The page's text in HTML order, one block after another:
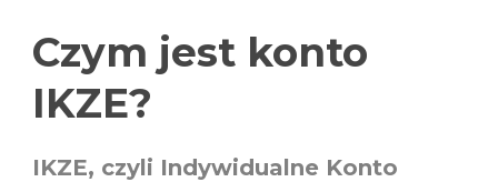
Czym jest konto
IKZE?
IKZE, czyli Indywidualne Konto